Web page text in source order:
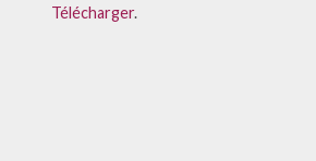
Télécharger.